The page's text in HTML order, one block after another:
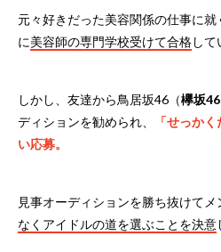
元々好きだった美容関係の仕事に
に美容師の専門学校受けて合格して
しかし、友達から鳥居坂46（欅坂46
ディションを勧められ、
「せっか
い応募。
見事オーディションを勝ち抜けてメ
なくアイドルの道を選ぶことを決意